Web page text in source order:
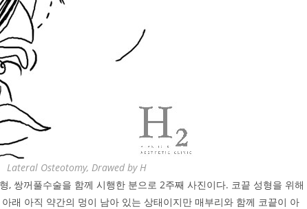
Lateral Osteotomy, Drawed by H
, 쌍꺼풀수술을 함께 시행한 분으로 2주째 사진이다. 코끝 성형을 위해
래 아직 약간의 멍이 남아 있는 상태이지만 매부리와 함께 코끝이 아